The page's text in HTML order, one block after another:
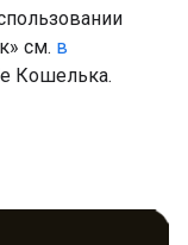
см. в
Кошелька.